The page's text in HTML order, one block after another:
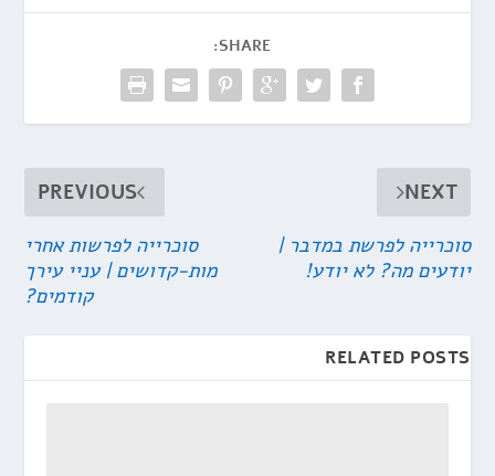
SHARE:
PREVIOUS
סוכרייה לפרשות אחרי
מות-קדושים | עניי עירך
קודמים?
NEXT
סוכרייה לפרשת במדבר |
יודעים מה? לא יודע!
RELATED POSTS